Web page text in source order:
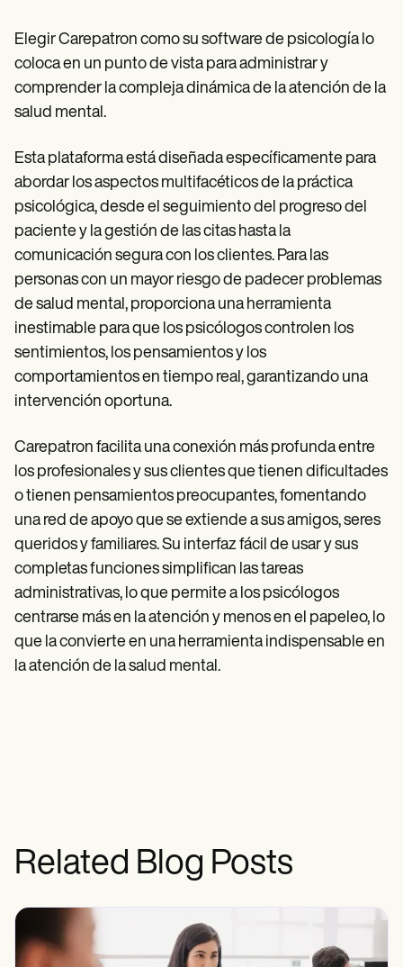
Elegir Carepatron como su software de psicología lo
coloca en un punto de vista para administrar y
comprender la compleja dinámica de la atención de la
salud mental.
Esta plataforma está diseñada específicamente para
abordar los aspectos multifacéticos de la práctica
psicológica, desde el seguimiento del progreso del
paciente y la gestión de las citas hasta la
comunicación segura con los clientes. Para las
personas con un mayor riesgo de padecer problemas
de salud mental, proporciona una herramienta
inestimable para que los psicólogos controlen los
sentimientos, los pensamientos y los
comportamientos en tiempo real, garantizando una
intervención oportuna.
Carepatron facilita una conexión más profunda entre
los profesionales y sus clientes que tienen dificultades
o tienen pensamientos preocupantes, fomentando
una red de apoyo que se extiende a sus amigos, seres
queridos y familiares. Su interfaz fácil de usar y sus
completas funciones simplifican las tareas
administrativas, lo que permite a los psicólogos
centrarse más en la atención y menos en el papeleo, lo
que la convierte en una herramienta indispensable en
la atención de la salud mental.
Related Blog Posts